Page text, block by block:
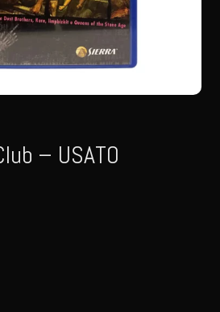
– USATO